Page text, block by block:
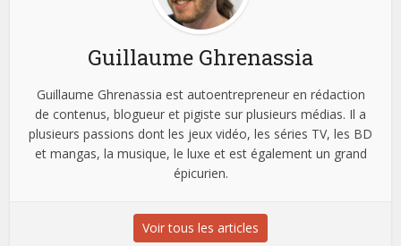
Guillaume Ghrenassia
Guillaume Ghrenassia est autoentrepreneur en rédaction
de contenus, blogueur et pigiste sur plusieurs médias. Il a
plusieurs passions dont les jeux vidéo, les séries TV, les BD
et mangas, la musique, le luxe et est également un grand
épicurien.
Voir tous les articles